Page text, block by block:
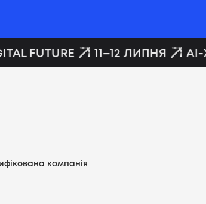
FUTURE 11–12 ЛИПНЯ AI-
компанія